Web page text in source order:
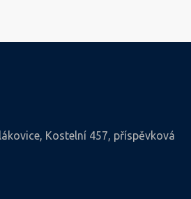
Kostelní 457, příspěvková